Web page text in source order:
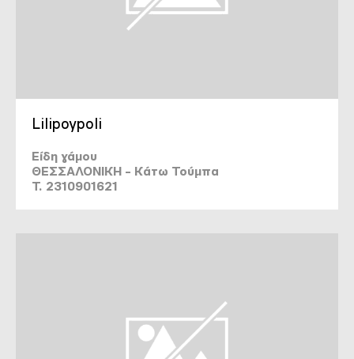
Lilipoypoli
Είδη γάμου
ΘΕΣΣΑΛΟΝΙΚΗ - Κάτω Τούμπα
T. 2310901621